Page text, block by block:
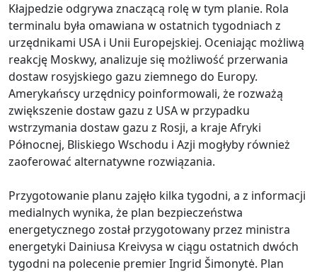
Kłajpedzie odgrywa znaczącą rolę w tym planie. Rola
terminalu była omawiana w ostatnich tygodniach z
urzędnikami USA i Unii Europejskiej. Oceniając możliwą
reakcję Moskwy, analizuje się możliwość przerwania
dostaw rosyjskiego gazu ziemnego do Europy.
Amerykańscy urzędnicy poinformowali, że rozważą
zwiększenie dostaw gazu z USA w przypadku
wstrzymania dostaw gazu z Rosji, a kraje Afryki
Północnej, Bliskiego Wschodu i Azji mogłyby również
zaoferować alternatywne rozwiązania.
Przygotowanie planu zajęło kilka tygodni, a z informacji
medialnych wynika, że plan bezpieczeństwa
energetycznego został przygotowany przez ministra
energetyki Dainiusa Kreivysa w ciągu ostatnich dwóch
tygodni na polecenie premier Ingrid Šimonytė. Plan